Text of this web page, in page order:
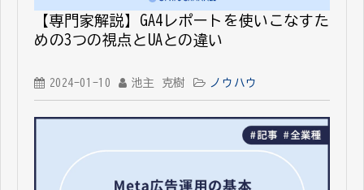
【専門家解説】GA4レポートを使いこなすた
めの3つの視点とUAとの違い
2024-01-10 池主 克樹 ノウハウ